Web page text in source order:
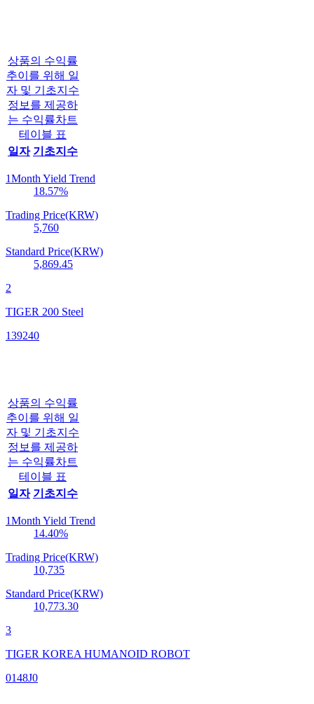
상품의 수익률
추이를 위해 일
자 및 기초지수
정보를 제공하
는 수익률차트
테이블 표
일자 기초지수
1Month Yield Trend
18.57%
Trading Price(KRW)
5,760
Standard Price(KRW)
5,869.45
2
TIGER 200 Steel
139240
상품의 수익률
추이를 위해 일
자 및 기초지수
정보를 제공하
는 수익률차트
테이블 표
일자 기초지수
1Month Yield Trend
14.40%
Trading Price(KRW)
10,735
Standard Price(KRW)
10,773.30
3
TIGER KOREA HUMANOID ROBOT
0148J0